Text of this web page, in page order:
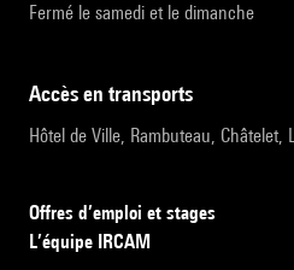
Fermé le samedi et le dimanche
accès en transports
Hôtel de Ville, Rambuteau, Châtelet,
Offres d’emploi et stages
L’équipe IRCAM